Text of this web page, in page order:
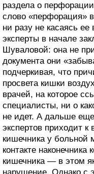
раздела о
слово «перфорация»
ни разу не касаясь
эксперты в начале
Шуваловой: она не
документа они
подчеркивая, что
просвета кишки
врачей, на которое
специалисты, ни о
не идет. А дальше
экспертов приходит
кишечника у больной
контакте наконечника
кишечника — в этом